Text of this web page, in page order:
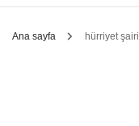
Ana sayfa hürriyet şairi